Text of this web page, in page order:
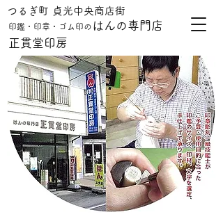
印鑑・印章・ゴム印の はんの専門店
正貫堂印房
つるぎ町 貞光中央商店街